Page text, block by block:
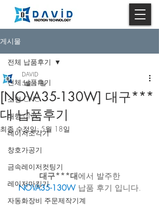
게시물
전체 납품후기
소형 CNC
대형 CNC
레이저조각기
창호가공기
금속레이저컷팅기
레이저마킹기
자동화장비 주문제작기계
전체 납품후기
[NOVA35-130W] 대구***
대 납품후기
DAVID
5월 11일
최종 수정일:5월 18일
대구***대에서 발주한
NOVA35-130W 납품 후기 입니다.